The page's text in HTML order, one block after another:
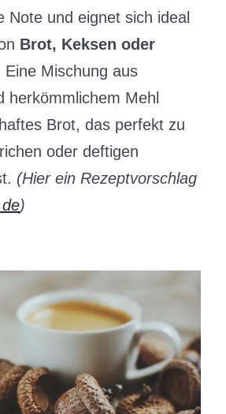
Note und eignet sich ideal
Brot, Keksen oder
Eine Mischung aus
herkömmlichem Mehl
Brot, das perfekt zu
oder deftigen
(Hier ein Rezeptvorschlag
)